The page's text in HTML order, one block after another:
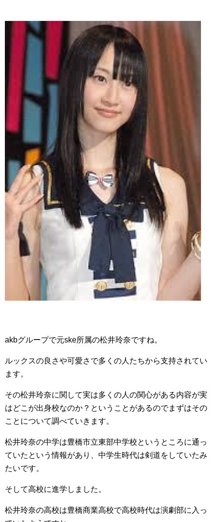
akbグループで元ske所属の松井玲奈ですね。
ルックスの良さや可愛さで多くの人たちから支持されてい
ます。
その松井玲奈に関して実は多くの人の関心がある内容が実
はどこが出身校なのか？ということがあるのでまずはその
ことについて調べていきます。
松井玲奈の中学は豊橋市立東部中学校というところに通っ
ていたという情報があり、中学生時代は剣道をしていたみ
たいです。
そして高校に進学しました。
松井玲奈の高校は豊橋商業高校で高校時代は演劇部に入っ